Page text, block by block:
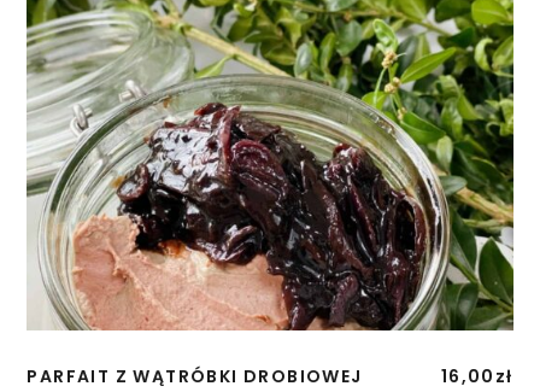
PARFAIT Z WĄTRÓBKI DROBIOWEJ 16,00 zł